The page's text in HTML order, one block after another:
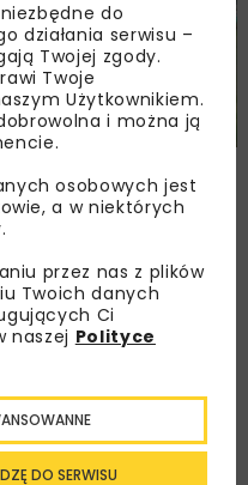
A4.
w Łodzi –
do
działania serwisu –
Twojej zgody.
Twoje
Użytkownikiem.
i można ją
osobowych jest
a w niektórych
przez nas z plików
Twoich danych
Ci
naszej Polityce
DO SERWISU